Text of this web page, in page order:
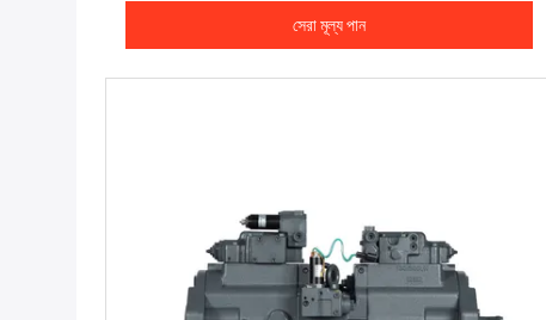
সেরা মূল্য পান